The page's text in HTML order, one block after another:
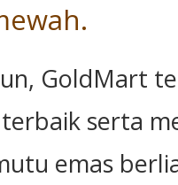
GoldMart
serta
emas